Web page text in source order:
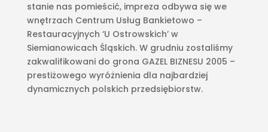
stanie nas pomieścić, impreza odbywa się we
wnętrzach Centrum Usług Bankietowo –
Restauracyjnych ‘U Ostrowskich’ w
Siemianowicach Śląskich. W grudniu zostaliśmy
zakwalifikowani do grona GAZEL BIZNESU 2005 –
prestiżowego wyróżnienia dla najbardziej
dynamicznych polskich przedsiębiorstw.